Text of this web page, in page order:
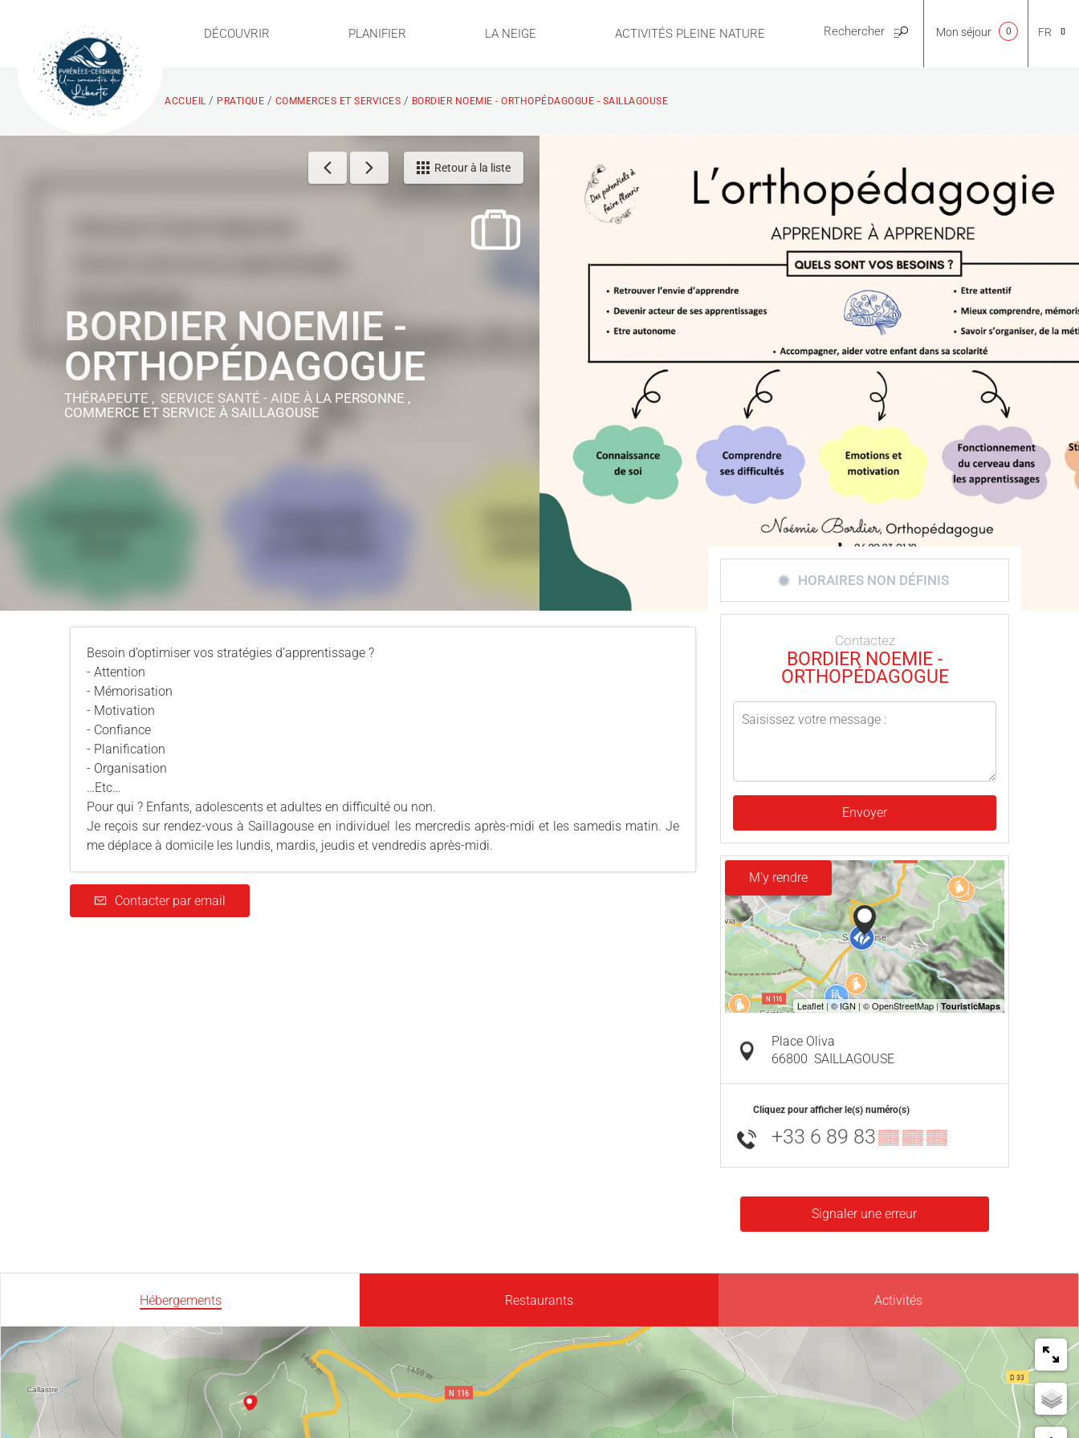
DÉCOUVRIR PLANIFIER LA NEIGE ACTIVITÉS PLEINE NATURE PRATIQUE FR
Mon séjour 0
ACCUEIL / PRATIQUE / COMMERCES ET SERVICES / BORDIER NOEMIE - ORTHOPÉDAGOGUE - SAILLAGOUSE
Retour à la liste
BORDIER NOEMIE -
ORTHOPÉDAGOGUE
THÉRAPEUTE , SERVICE SANTÉ - AIDE À LA PERSONNE ,
COMMERCE ET SERVICE À SAILLAGOUSE
Besoin d’optimiser vos stratégies d’apprentissage ?
- Attention
- Mémorisation
- Motivation
- Confiance
- Planification
- Organisation
…Etc…
Pour qui ? Enfants, adolescents et adultes en difficulté ou non.
Je reçois sur rendez-vous à Saillagouse en individuel les mercredis après-midi et les samedis matin. Je
me déplace à domicile les lundis, mardis, jeudis et vendredis après-midi.
Contacter par email
HORAIRES NON DÉFINIS
Contactez
BORDIER NOEMIE -
ORTHOPÉDAGOGUE
Envoyer
M'y rendre
Place Oliva
66800 SAILLAGOUSE
Cliquez pour afficher le(s) numéro(s)
+33 6 89 83▒▒ ▒▒ ▒▒
Signaler une erreur
Hébergements Restaurants Activités